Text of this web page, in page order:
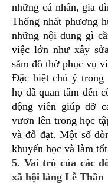
những cá nhân, gia
Thống nhất phương
những nội dung gì
việc lớn như xây
sắm đồ thờ phục vụ
Đặc biệt chú ý trong
họ đã quan tâm đến
động viên giúp đỡ
vươn lên trong học
và đỗ đạt. Một số
khuyến học và làm
5. Vai trò của các
xã hội làng Lễ Thần